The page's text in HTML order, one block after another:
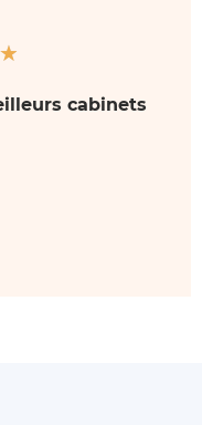
★
cabinets